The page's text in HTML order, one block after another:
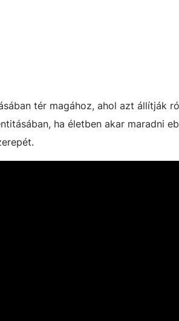
tér magához, ahol azt állítják
ha életben akar maradni